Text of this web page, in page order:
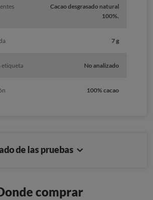
Cacao desgrasado natural
100%.
7 g
etiqueta No analizado
100% cacao
de las pruebas
comprar